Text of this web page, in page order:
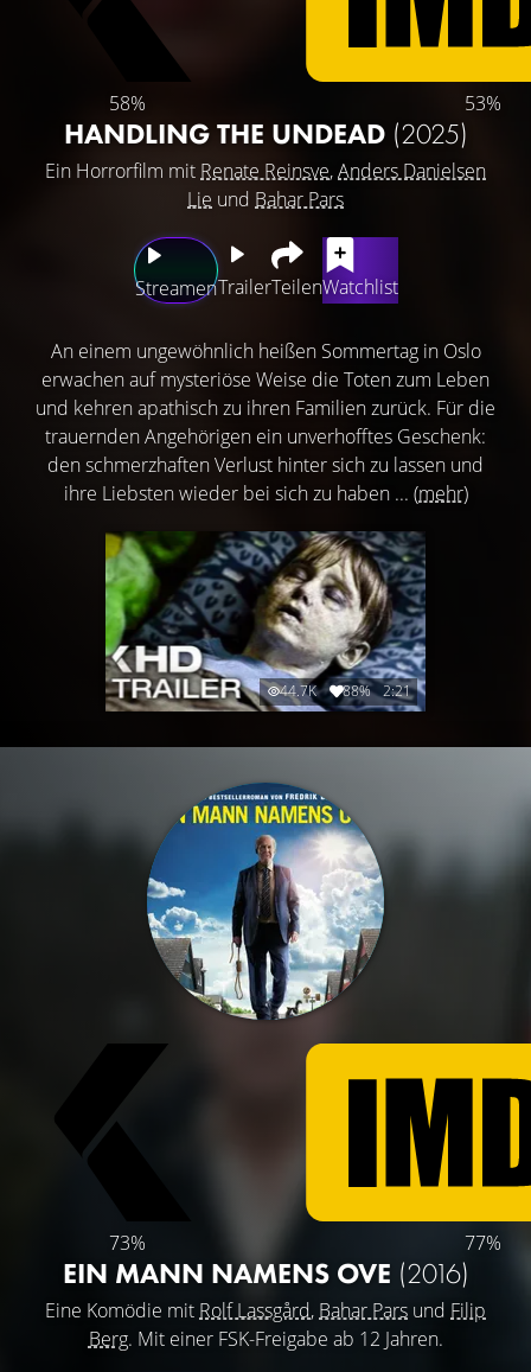
58% 53%
HANDLING THE UNDEAD (2025)
Ein Horrorfilm mit Renate Reinsve,Anders Danielsen
Lie und Bahar Pars
StreamenTrailerTeilenWatchlist
An einem ungewöhnlich heißen Sommertag in Oslo
erwachen auf mysteriöse Weise die Toten zum Leben
und kehren apathisch zu ihren Familien zurück. Für die
trauernden Angehörigen ein unverhofftes Geschenk:
den schmerzhaften Verlust hinter sich zu lassen und
ihre Liebsten wieder bei sich zu haben ... (mehr)
44.7K 88% 2:21
73% 77%
EIN MANN NAMENS OVE (2016)
Eine Komödie mit Rolf Lassgård, Bahar Pars und Filip
Berg. Mit einer FSK-Freigabe ab 12 Jahren.